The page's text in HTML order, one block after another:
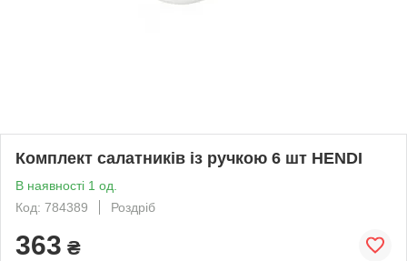
Комплект салатників із ручкою 6 шт HENDI
В наявності 1 од.
Код: 784389
Роздріб
363 ₴